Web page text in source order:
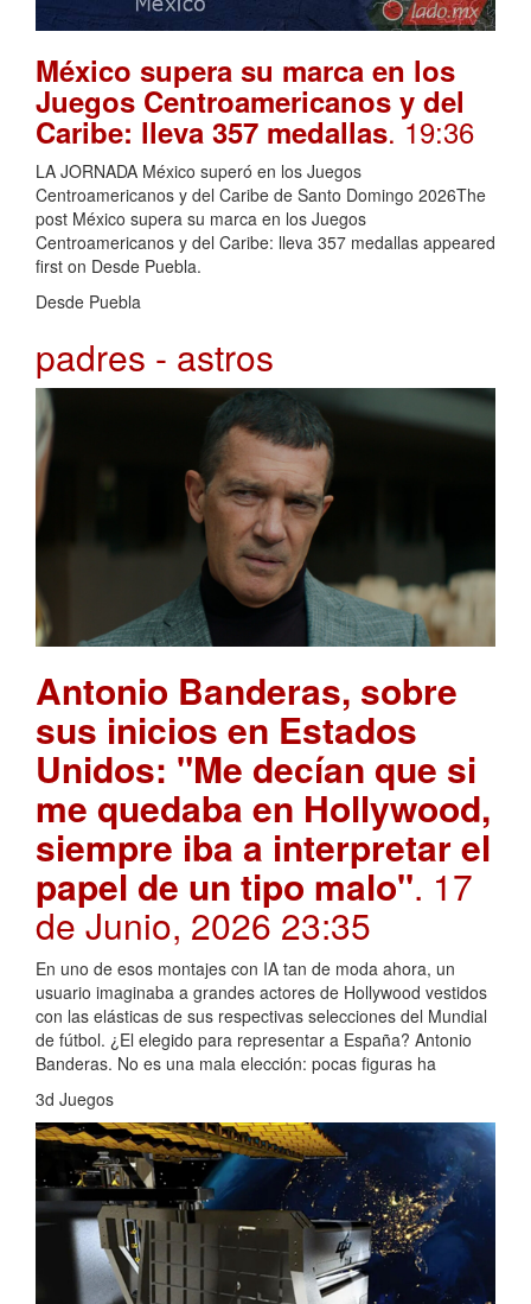
México supera su marca en los
Juegos Centroamericanos y del
Caribe: lleva 357 medallas. 19:36
LA JORNADA México superó en los Juegos
Centroamericanos y del Caribe de Santo Domingo 2026The
post México supera su marca en los Juegos
Centroamericanos y del Caribe: lleva 357 medallas appeared
first on Desde Puebla.
Desde Puebla
padres - astros
Antonio Banderas, sobre
sus inicios en Estados
Unidos: "Me decían que si
me quedaba en Hollywood,
siempre iba a interpretar el
papel de un tipo malo". 17
de Junio, 2026 23:35
En uno de esos montajes con IA tan de moda ahora, un
usuario imaginaba a grandes actores de Hollywood vestidos
con las elásticas de sus respectivas selecciones del Mundial
de fútbol. ¿El elegido para representar a España? Antonio
Banderas. No es una mala elección: pocas figuras ha
3d Juegos